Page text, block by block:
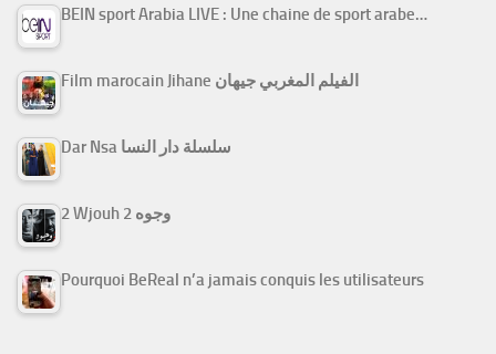
BEIN sport Arabia LIVE : Une chaine de sport arabe…
Film marocain Jihane الفيلم المغربي جيهان
Dar Nsa سلسلة دار النسا
2 Wjouh 2 وجوه
Pourquoi BeReal n’a jamais conquis les utilisateurs